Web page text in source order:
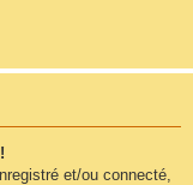
et/ou connecté,